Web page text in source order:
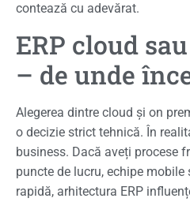
contează cu adevărat.
ERP cloud
– de unde
Alegerea dintre cloud și on
o decizie strict tehnică. În
business. Dacă aveți procese
puncte de lucru, echipe
rapidă, arhitectura ERP